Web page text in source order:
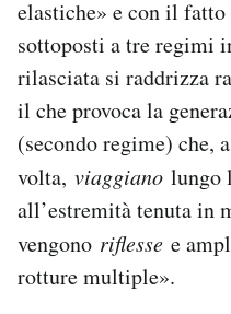
elastiche» e con il
sottoposti a tre regimi
rilasciata si raddrizza
il che provoca la
(secondo regime) che,
volta, viaggiano lungo
all’estremità tenuta in
vengono riflesse e
rotture multiple».